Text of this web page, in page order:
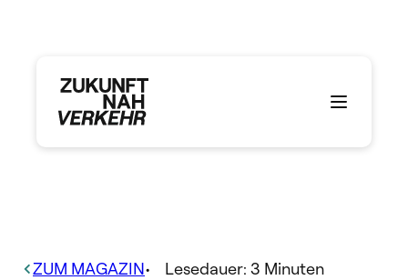
ZUM MAGAZIN• Lesedauer: 3 Minuten